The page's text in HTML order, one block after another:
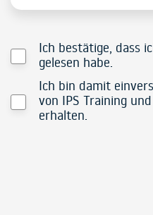
Ich bestätige, dass
gelesen habe.
Ich bin damit
von IPS Training
erhalten.